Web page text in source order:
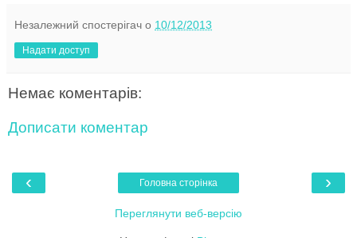
Незалежний спостерігач о 10/12/2013
Надати доступ
Немає коментарів:
Дописати коментар
‹ ›
Головна сторінка
Переглянути веб-версію